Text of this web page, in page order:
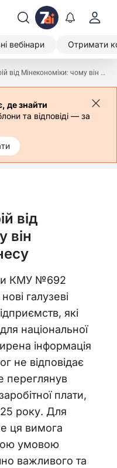
вебінари Отримати
Зарплатний критерій від Мінекономіки: чому він найважчий для бізнесу
де знайти
та відповіді — за
від
він
КМУ №692
галузеві
які
національної
інформація
не відповідає
переглянув
плати,
року. Для
ця вимога
умовою
важливого та